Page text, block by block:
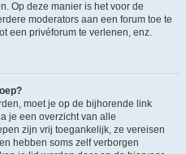
Op deze manier is het voor de
moderators aan een forum toe te
een privéforum te verlenen, enz.
moet je op de bijhorende link
je een overzicht van alle
zijn vrij toegankelijk, ze vereisen
hebben soms zelf verborgen